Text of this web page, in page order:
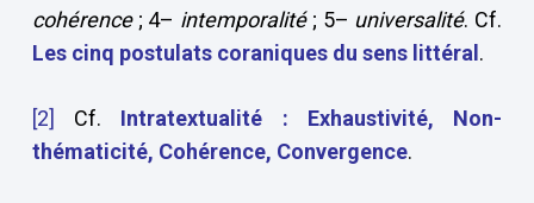
cohérence ; 4– intemporalité ; 5– universalité. Cf.
Les cinq postulats coraniques du sens littéral .
[2] Cf. Intratextualité : Exhaustivité, Non-
thématicité, Cohérence, Convergence.